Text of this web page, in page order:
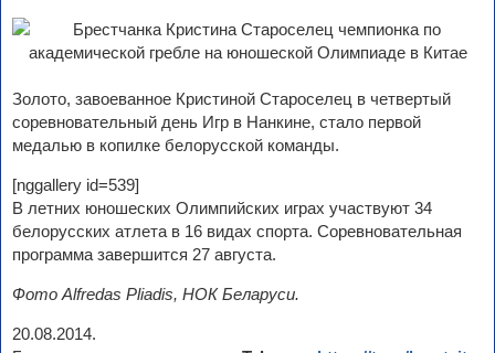
Золото, завоеванное Кристиной Староселец в четвертый
соревновательный день Игр в Нанкине, стало первой
медалью в копилке белорусской команды.
[nggallery id=539]
В летних юношеских Олимпийских играх участвуют 34
белорусских атлета в 16 видах спорта. Соревновательная
программа завершится 27 августа.
Фото Alfredas Pliadis, НОК Беларуси.
20.08.2014.